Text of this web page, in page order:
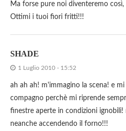
Ma forse pure noi diventeremo
Ottimi i tuoi fiori fritti!!!
SHADE
1 Luglio 2010 - 15:52
ah ah ah! m'immagino la scena! e
compagno perchè mi riprende
finestre aperte in condizioni
neanche accendendo il forno!!!